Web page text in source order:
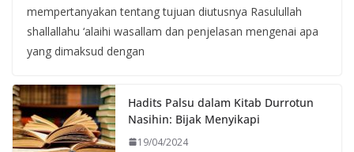
mempertanyakan tentang tujuan diutusnya Rasulullah
shallallahu ‘alaihi wasallam dan penjelasan mengenai apa
yang dimaksud dengan
Hadits Palsu dalam Kitab Durrotun
Nasihin: Bijak Menyikapi
19/04/2024